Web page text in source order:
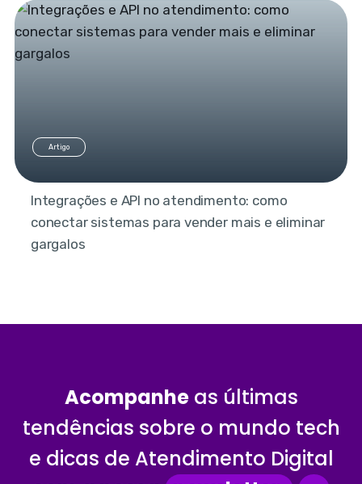
Artigo
Integrações e API no atendimento: como
conectar sistemas para vender mais e eliminar
gargalos
Acompanheas últimas
tendências sobre o mundo tech
e dicas de Atendimento Digital